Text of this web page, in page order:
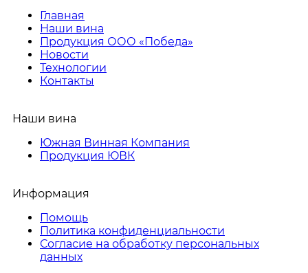
Главная
Наши вина
Продукция ООО «Победа»
Новости
Технологии
Контакты
Наши вина
Южная Винная Компания
Продукция ЮВК
Информация
Помощь
Политика конфиденциальности
Согласие на обработку персональных
данных